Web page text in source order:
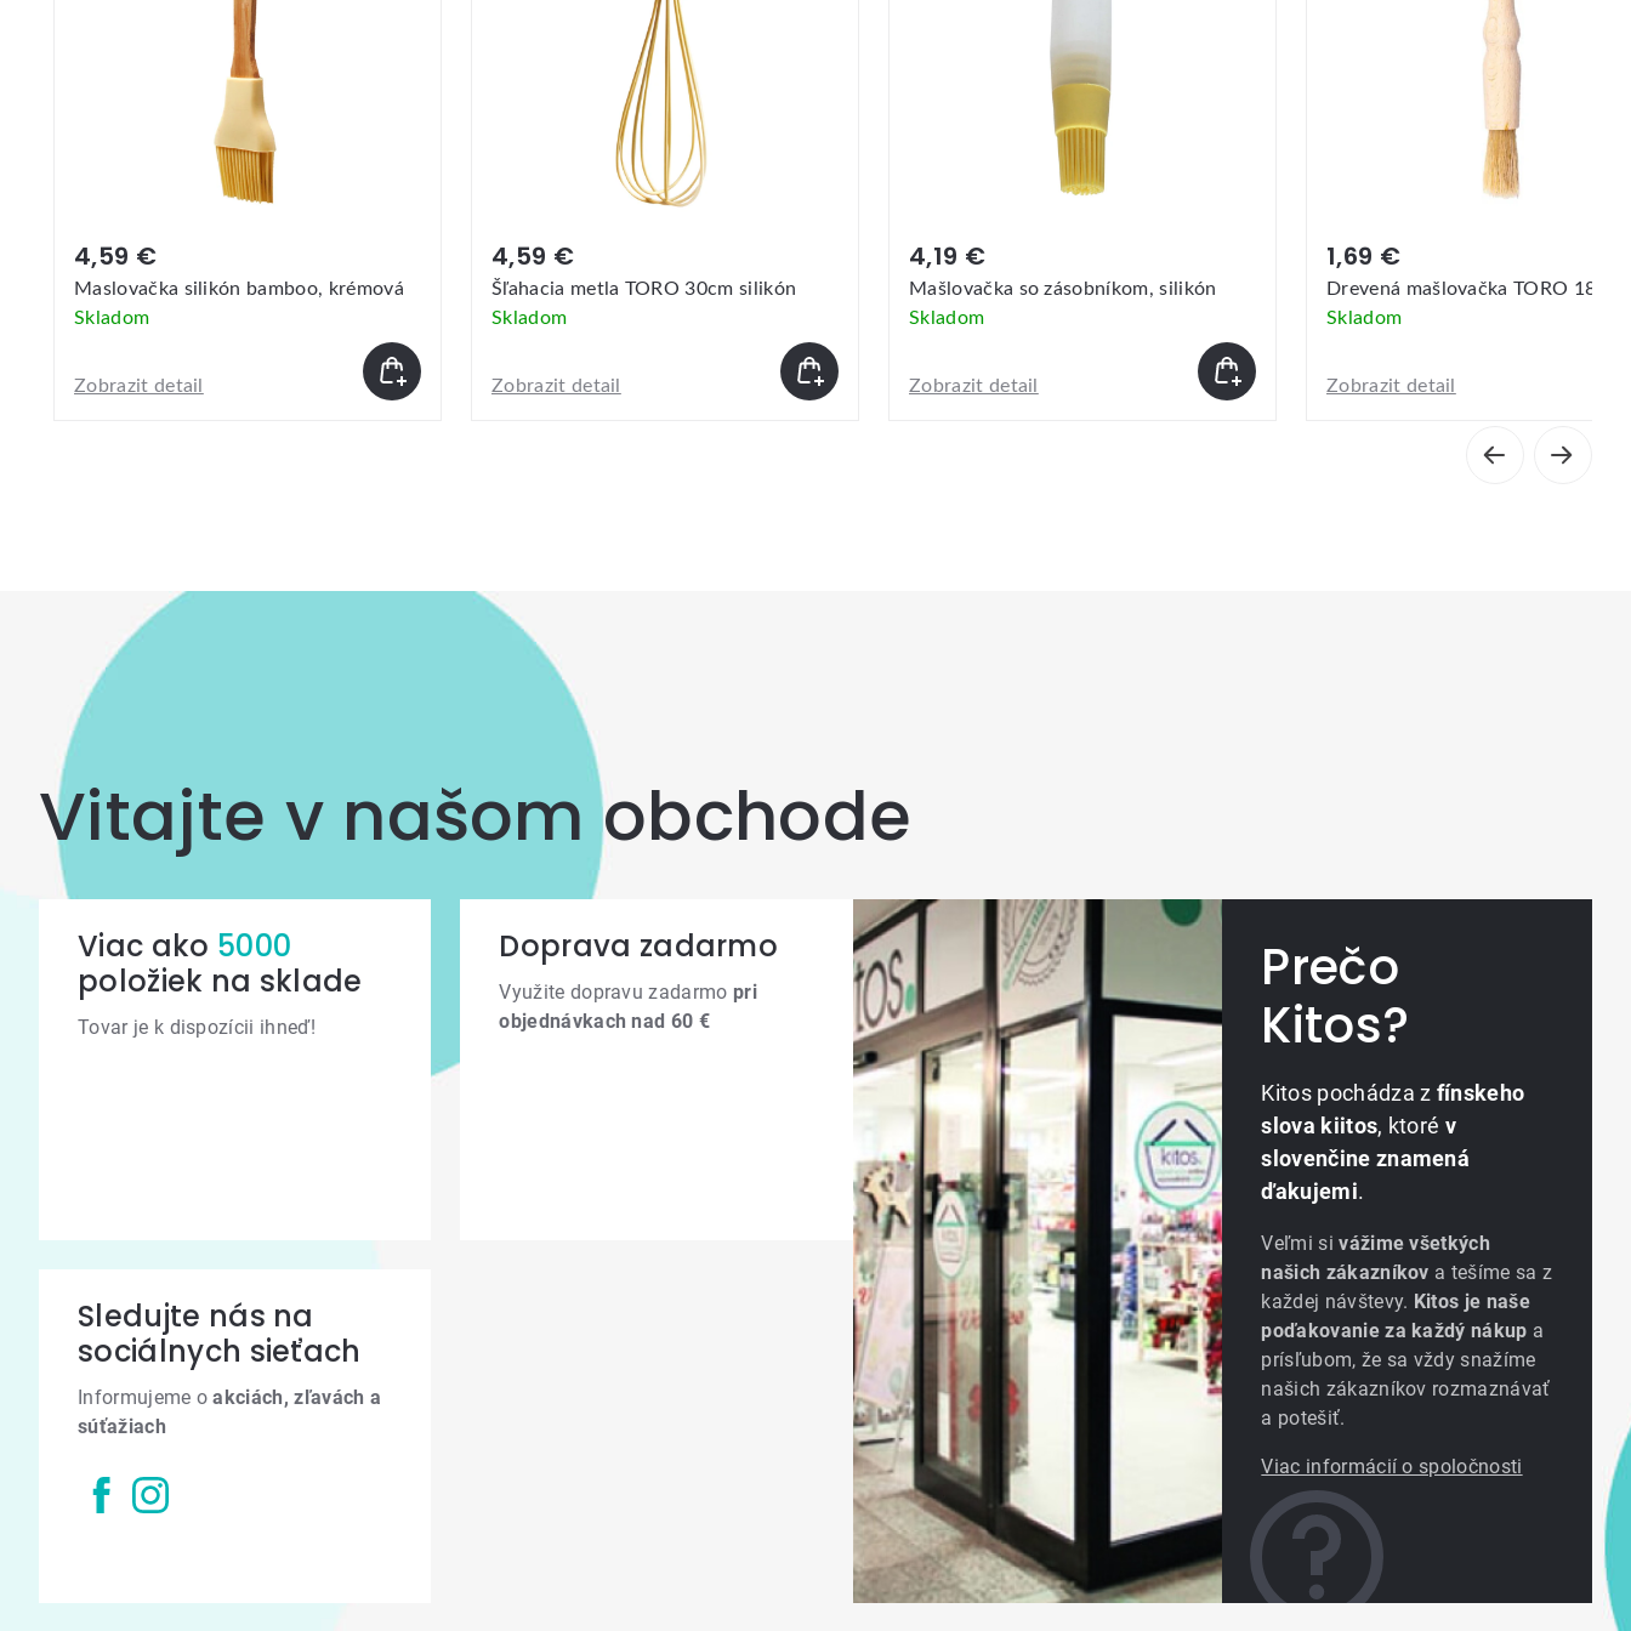
4,59 €
Maslovačka silikón bamboo, krémová
Skladom
Zobrazit detail
4,59 €
Šľahacia metla TORO 30cm silikón
Skladom
Zobrazit detail
4,19 €
Mašlovačka so zásobníkom, silikón
Skladom
Zobrazit detail
1,69 €
Drevená mašlovačka TORO 18cm
Skladom
Zobrazit detail
Vitajte v našom obchode
Viac ako 5000
položiek na sklade
Tovar je k dispozícii ihneď!
Doprava zadarmo
Využite dopravu zadarmo pri
objednávkach nad 60 €
Sledujte nás na
sociálnych sieťach
Informujeme oakciách, zľavách a
súťažiach
Prečo
Kitos?
Kitos pochádza z fínskeho
slova kiitos, ktoré v
slovenčine znamená
ďakujemi.
Veľmi sivážime všetkých
našich zákazníkov a tešíme sa z
každej návštevy. Kitos je naše
poďakovanie za každý nákup a
prísľubom, že sa vždy snažíme
našich zákazníkov rozmaznávať
a potešiť.
Viac informácií o spoločnosti